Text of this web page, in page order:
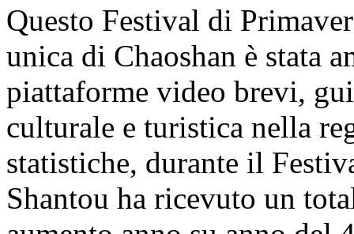
Questo Festival di
unica di Chaoshan è stata
piattaforme video brevi,
culturale e turistica nella
statistiche, durante il
Shantou ha ricevuto un